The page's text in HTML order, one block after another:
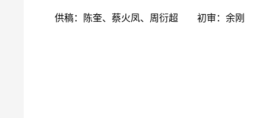
供稿：陈奎、蔡火凤、周衍超 初审：余刚